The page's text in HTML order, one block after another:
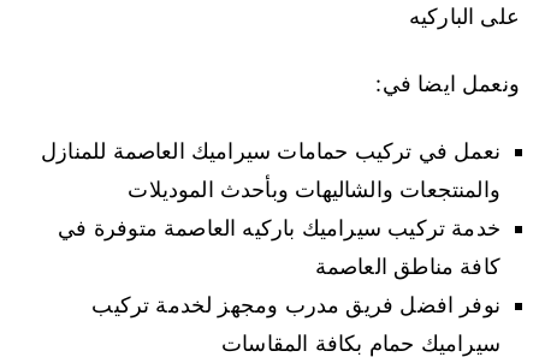
على الباركيه
ونعمل ايضا في:
نعمل في تركيب حمامات سيراميك العاصمة للمنازل
والمنتجعات والشاليهات وبأحدث الموديلات
خدمة تركيب سيراميك باركيه العاصمة متوفرة في
كافة مناطق العاصمة
نوفر افضل فريق مدرب ومجهز لخدمة تركيب
سيراميك حمام بكافة المقاسات